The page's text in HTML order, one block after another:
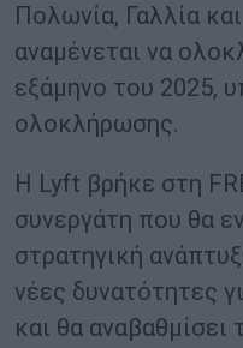
Πολωνία, Γαλλία
αναμένεται να
εξάμηνο του 2025,
ολοκλήρωσης.
Η Lyft βρήκε στη
συνεργάτη που θα
στρατηγική
νέες δυνατότητες
και θα αναβαθμίσει